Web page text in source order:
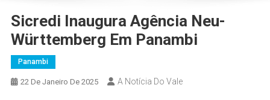
Sicredi Inaugura Agência Neu-
Württemberg Em Panambi
Panambi
22 De Janeiro De 2025 A Notícia Do Vale